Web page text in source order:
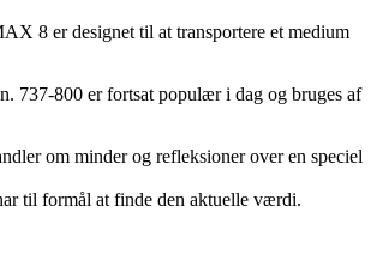
8 er designet til at transportere et medium
737-800 er fortsat populær i dag og bruges af
om minder og refleksioner over en speciel
til formål at finde den aktuelle værdi.